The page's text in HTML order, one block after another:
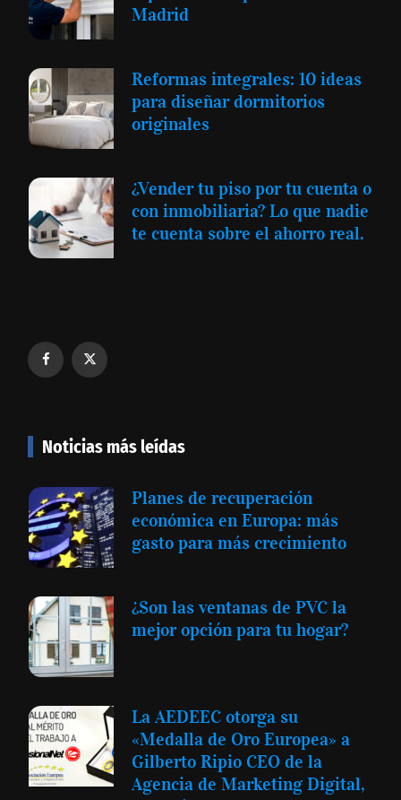
Madrid
Reformas integrales: 10 ideas
para diseñar dormitorios
originales
¿Vender tu piso por tu cuenta o
con inmobiliaria? Lo que nadie
te cuenta sobre el ahorro real.
Noticias más leídas
Planes de recuperación
económica en Europa: más
gasto para más crecimiento
¿Son las ventanas de PVC la
mejor opción para tu hogar?
La AEDEEC otorga su
«Medalla de Oro Europea» a
Gilberto Ripio CEO de la
Agencia de Marketing Digital,